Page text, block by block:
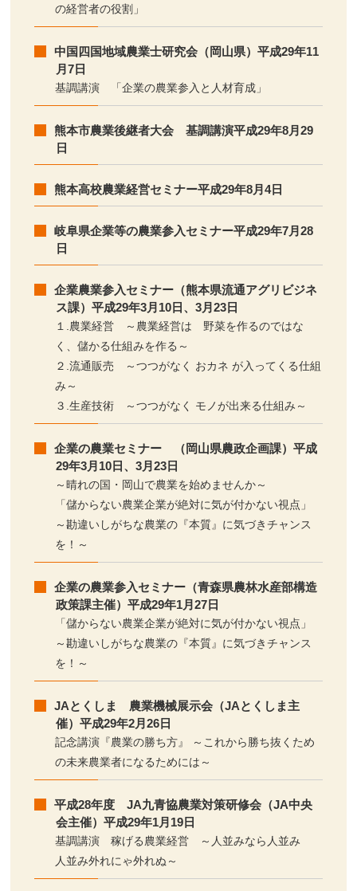
の経営者の役割」
中国四国地域農業士研究会（岡山県）平成29年11
月7日
基調講演 「企業の農業参入と人材育成」
熊本市農業後継者大会 基調講演平成29年8月29
日
熊本高校農業経営セミナー平成29年8月4日
岐阜県企業等の農業参入セミナー平成29年7月28
日
企業農業参入セミナー（熊本県流通アグリビジネ
ス課）平成29年3月10日、3月23日
１.農業経営 ～農業経営は 野菜を作るのではな
く、儲かる仕組みを作る～
２.流通販売 ～つつがなく おカネ が入ってくる仕組
み～
３.生産技術 ～つつがなく モノが出来る仕組み～
企業の農業セミナー （岡山県農政企画課）平成
29年3月10日、3月23日
～晴れの国・岡山で農業を始めませんか～
「儲からない農業企業が絶対に気が付かない視点」
～勘違いしがちな農業の『本質』に気づきチャンス
を！～
企業の農業参入セミナー（青森県農林水産部構造
政策課主催）平成29年1月27日
「儲からない農業企業が絶対に気が付かない視点」
～勘違いしがちな農業の『本質』に気づきチャンス
を！～
JAとくしま 農業機械展示会（JAとくしま主
催）平成29年2月26日
記念講演『農業の勝ち方』 ～これから勝ち抜くため
の未来農業者になるためには～
平成28年度 JA九青協農業対策研修会（JA中央
会主催）平成29年1月19日
基調講演 稼げる農業経営 ～人並みなら人並み
人並み外れにゃ外れぬ～